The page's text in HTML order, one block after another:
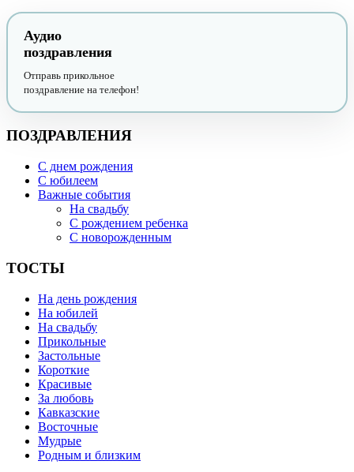
Аудио
поздравления
Отправь прикольное
поздравление на телефон!
ПОЗДРАВЛЕНИЯ
С днем рождения
С юбилеем
Важные события
На свадьбу
С рождением ребенка
С новорожденным
ТОСТЫ
На день рождения
На юбилей
На свадьбу
Прикольные
Застольные
Короткие
Красивые
За любовь
Кавказские
Восточные
Мудрые
Родным и близким